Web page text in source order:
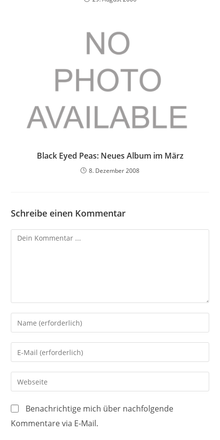
Black Eyed Peas: Neues Album im März
8. Dezember 2008
Schreibe einen Kommentar
Kommentieren
Gib
deinen
Namen
oder
Benutzernamen
zum
ein
Gib
deine
E-
Mail-
zum
Kommentieren
Gib
deine
Website-
URL
ein
Benachrichtige mich über nachfolgende
Kommentare via E-Mail.